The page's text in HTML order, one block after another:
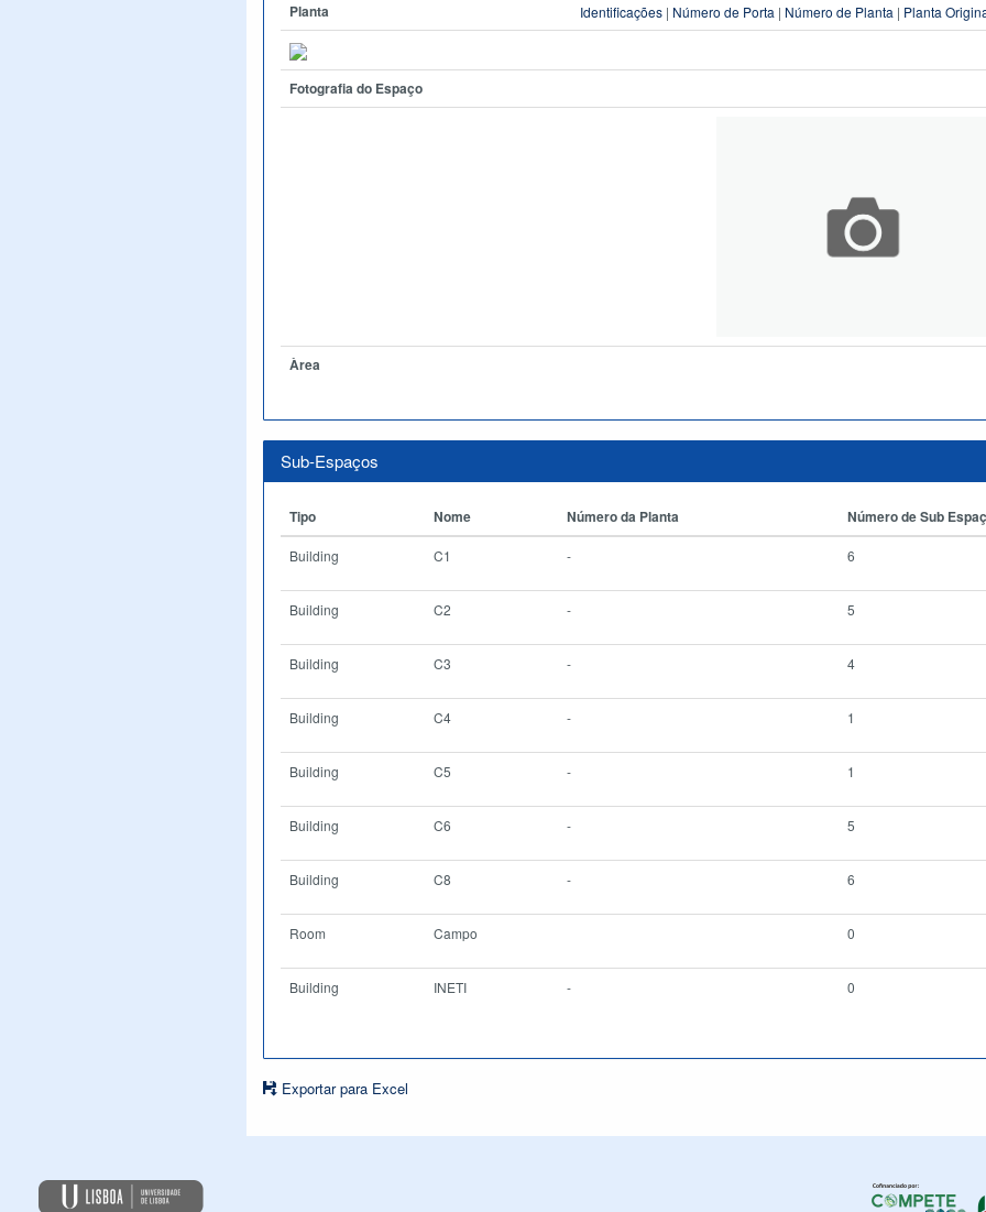
Planta
Identificações | Número de Porta | Número de Planta | Planta
Fotografia do Espaço
Àrea
Sub-Espaços
Tipo Nome Número da Planta Número de Sub
Building C1 - 6
Building C2 - 5
Building C3 - 4
Building C4 - 1
Building C5 - 1
Building C6 - 5
Building C8 - 6
Room Campo 0
Building INETI - 0
Exportar para Excel